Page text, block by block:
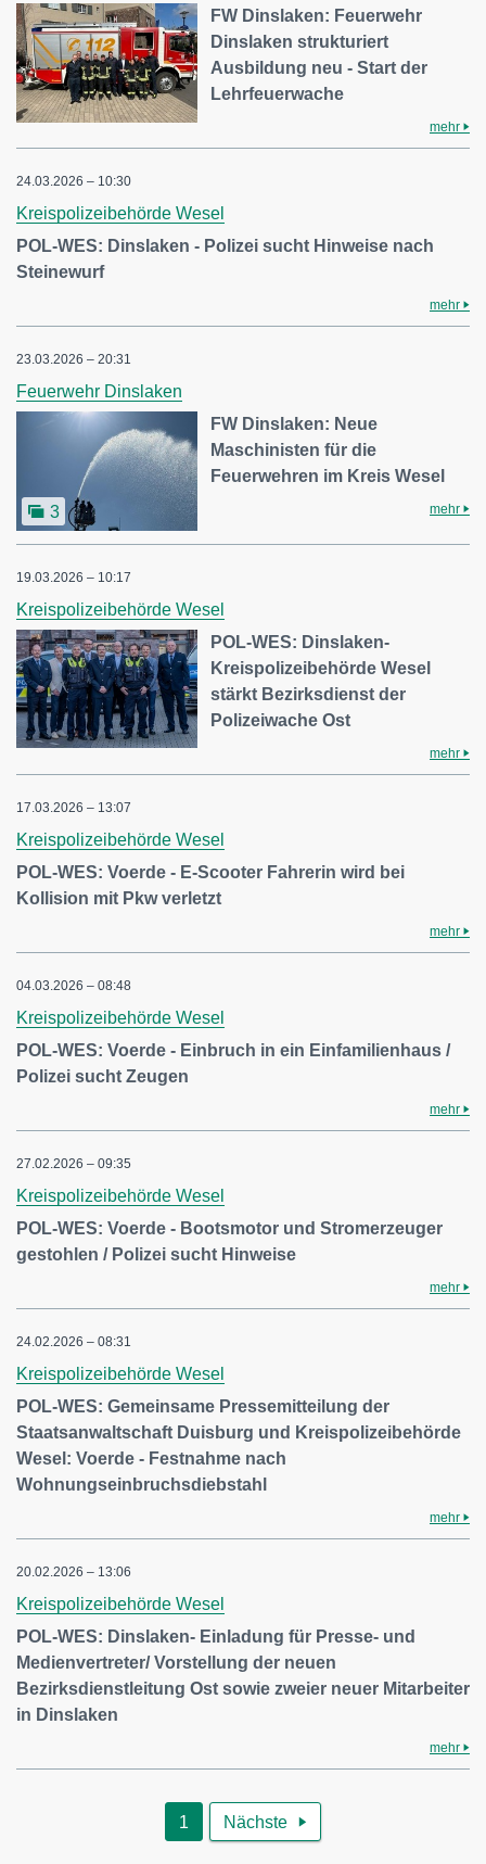
FW Dinslaken: Feuerwehr
Dinslaken strukturiert
Ausbildung neu - Start der
Lehrfeuerwache
mehr
24.03.2026 – 10:30
Kreispolizeibehörde Wesel
POL-WES: Dinslaken - Polizei sucht Hinweise nach
Steinewurf
mehr
23.03.2026 – 20:31
Feuerwehr Dinslaken
3
FW Dinslaken: Neue
Maschinisten für die
Feuerwehren im Kreis Wesel
mehr
19.03.2026 – 10:17
Kreispolizeibehörde Wesel
POL-WES: Dinslaken-
Kreispolizeibehörde Wesel
stärkt Bezirksdienst der
Polizeiwache Ost
mehr
17.03.2026 – 13:07
Kreispolizeibehörde Wesel
POL-WES: Voerde - E-Scooter Fahrerin wird bei
Kollision mit Pkw verletzt
mehr
04.03.2026 – 08:48
Kreispolizeibehörde Wesel
POL-WES: Voerde - Einbruch in ein Einfamilienhaus /
Polizei sucht Zeugen
mehr
27.02.2026 – 09:35
Kreispolizeibehörde Wesel
POL-WES: Voerde - Bootsmotor und Stromerzeuger
gestohlen / Polizei sucht Hinweise
mehr
24.02.2026 – 08:31
Kreispolizeibehörde Wesel
POL-WES: Gemeinsame Pressemitteilung der
Staatsanwaltschaft Duisburg und Kreispolizeibehörde
Wesel: Voerde - Festnahme nach
Wohnungseinbruchsdiebstahl
mehr
20.02.2026 – 13:06
Kreispolizeibehörde Wesel
POL-WES: Dinslaken- Einladung für Presse- und
Medienvertreter/ Vorstellung der neuen
Bezirksdienstleitung Ost sowie zweier neuer Mitarbeiter
in Dinslaken
mehr
1 Nächste 